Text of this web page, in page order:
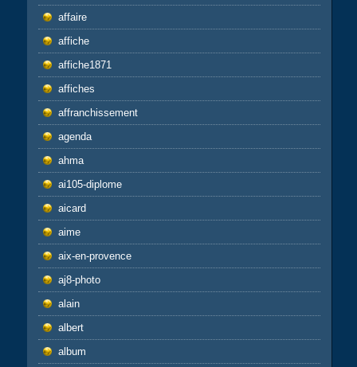
affaire
affiche
affiche1871
affiches
affranchissement
agenda
ahma
ai105-diplome
aicard
aime
aix-en-provence
aj8-photo
alain
albert
album